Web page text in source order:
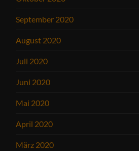
September 2020
August 2020
Juli 2020
Juni 2020
Mai 2020
April 2020
März 2020